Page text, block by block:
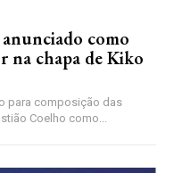
como
na chapa de Kiko
para composição das
Coelho como...